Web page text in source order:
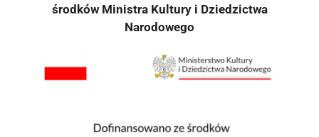
środków Ministra Kultury i Dziedzictwa
Narodowego